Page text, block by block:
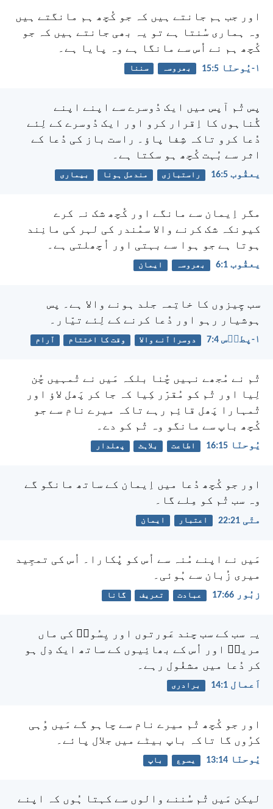
اور جب ہم جانتے ہیں کہ جو کُچھ ہم مانگتے ہیں
وہ ہماری سُنتا ہے تو یہ بھی جانتے ہیں کہ جو
کُچھ ہم نے اُس سے مانگا ہے وہ پایا ہے۔
۱-یُوحنّا 5:‏15 بھروسہ سننا
پس تُم آپس میں ایک دُوسرے سے اپنے اپنے
گُناہوں کا اِقرار کرو اور ایک دُوسرے کے لِئے
دُعا کرو تاکہ شِفا پاؤ۔ راست باز کی دُعا کے
اثر سے بُہت کُچھ ہو سکتا ہے۔
یعقُوب 5:‏16 راستبازی مندمل ہونا بیماری
مگر اِیمان سے مانگے اور کُچھ شک نہ کرے
کیونکہ شک کرنے والا سمُندر کی لہر کی مانِند
ہوتا ہے جو ہوا سے بہتی اور اُچھلتی ہے۔
یعقُوب 1:‏6 بھروسہ ایمان
سب چِیزوں کا خاتِمہ جلد ہونے والا ہے۔ پس
ہوشیار رہو اور دُعا کرنے کے لِئے تیّار۔
۱-پطرؔس 4:‏7 دوسرا آنے والا وقت کا اختتام آرام
تُم نے مُجھے نہیں چُنا بلکہ مَیں نے تُمہیں چُن
لِیا اور تُم کو مُقرّر کِیا کہ جا کر پَھل لاؤ اور
تُمہارا پَھل قائِم رہے تاکہ میرے نام سے جو
کُچھ باپ سے مانگو وہ تُم کو دے۔
یُوحنّا 15:‏16 اطاعت بلاہٹ پھلدار
اور جو کُچھ دُعا میں اِیمان کے ساتھ مانگو گے
وہ سب تُم کو مِلے گا۔
متّی 21:‏22 اعتبار ایمان
مَیں نے اپنے مُنہ سے اُس کو پُکارا۔ اُس کی تمجِید
میری زُبان سے ہُوئی۔
زبُور 66:‏17 عبادت تعریف گانا
یہ سب کے سب چند عَورتوں اور یِسُوعؔ کی ماں
مریمؔ اور اُس کے بھائِیوں کے ساتھ ایک دِل ہو
کر دُعا میں مشغُول رہے۔
اَعمال 1:‏14 برادری
اور جو کُچھ تُم میرے نام سے چاہو گے مَیں وُہی
کرُوں گا تاکہ باپ بیٹے میں جلال پائے۔
یُوحنّا 14:‏13 یسوع باپ
لیکن مَیں تُم سُننے والوں سے کہتا ہُوں کہ اپنے